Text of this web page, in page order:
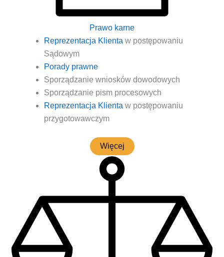
Prawo karne
Repre­zen­ta­cja Klien­ta w postę­po­wa­niu
Sądowym
Pora­dy prawne
Spo­rzą­dza­nie wnio­sków dowodowych
Spo­rzą­dza­nie pism procesowych
Repre­zen­ta­cja Klien­ta w postę­po­wa­niu
przygotowawczym
Wię­cej